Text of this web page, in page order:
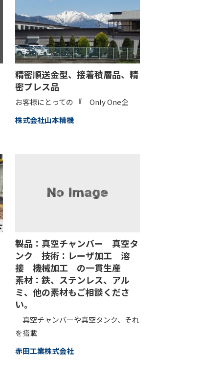
精密順送金型、接着積層品、精
密プレス品
お客様にとっての 『 Only One企
株式会社山本精機
製品：真空チャンバー 真空タ
ンク 技術：レーザ加工 溶
接 機械加工 の一貫生産
素材：鉄、ステンレス、アル
ミ、他の素材もご相談くださ
い。
真空チャンバーや真空タンク、それ
を搭載
赤田工業株式会社